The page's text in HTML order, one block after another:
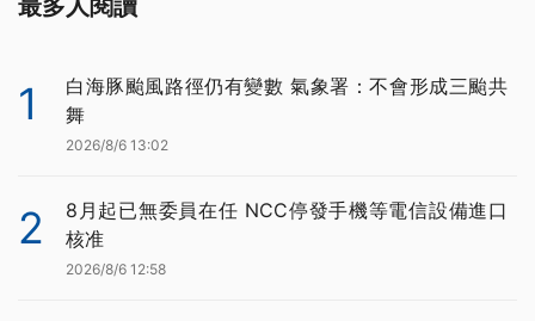
最多人閱讀
1
白海豚颱風路徑仍有變數 氣象署：不會形成三颱共
舞
2026/8/6 13:02
2
8月起已無委員在任 NCC停發手機等電信設備進口
核准
2026/8/6 12:58